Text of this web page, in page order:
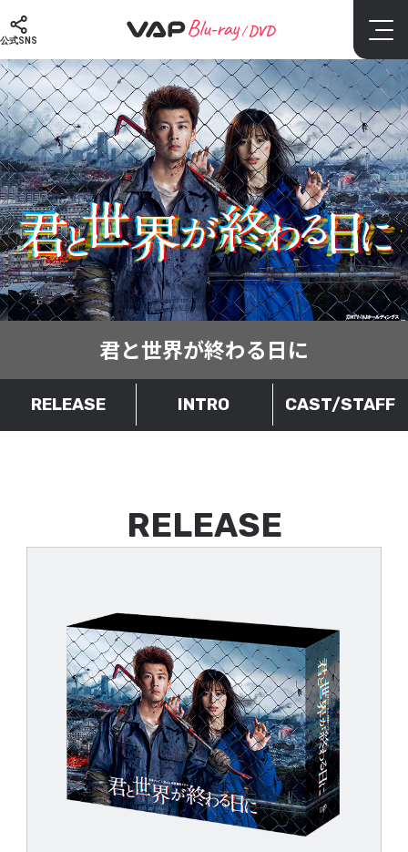
公式SNS
君と世界が終わる日に
RELEASE INTRO CAST/STAFF
RELEASE